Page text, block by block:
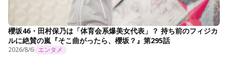
櫻坂46・田村保乃は「体育会系爆美女代表」？ 持ち前のフィジカ
ルに絶賛の嵐『そこ曲がったら、櫻坂？』第295話
2026/8/6 エンタメ